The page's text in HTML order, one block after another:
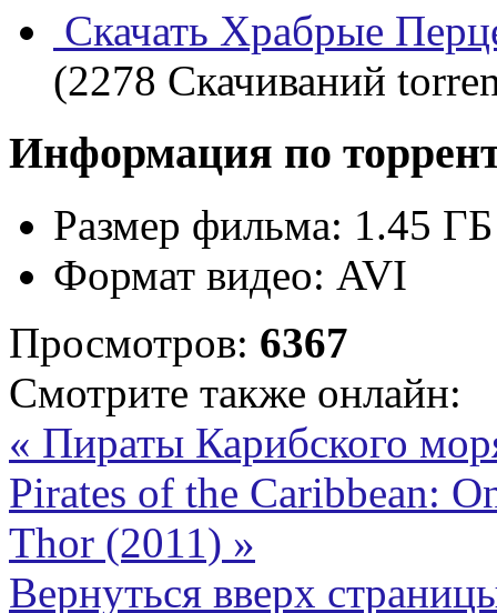
Скачать Храбрые
(2278 Скачиваний
Информация по
Размер фильма: 1.45 ГБ
Формат видео: AVI
Просмотров: 6367
Смотрите также онлайн:
« Пираты Карибского
Pirates of the Caribbean:
Thor (2011) »
Вернуться вверх